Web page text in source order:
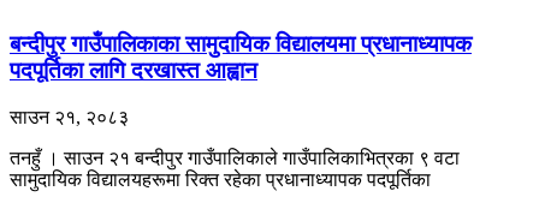
बन्दीपुर गाउँपालिकाका सामुदायिक विद्यालयमा प्रधानाध्यापक
पदपूर्तिका लागि दरखास्त आह्वान
साउन २१, २०८३
तनहुँ । साउन २१ बन्दीपुर गाउँपालिकाले गाउँपालिकाभित्रका ९ वटा
सामुदायिक विद्यालयहरूमा रिक्त रहेका प्रधानाध्यापक पदपूर्तिका